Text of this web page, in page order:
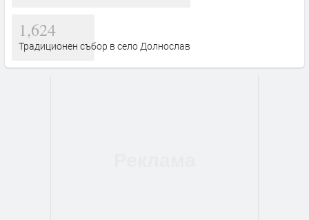
1,624
Традиционен събор в село Долнослав